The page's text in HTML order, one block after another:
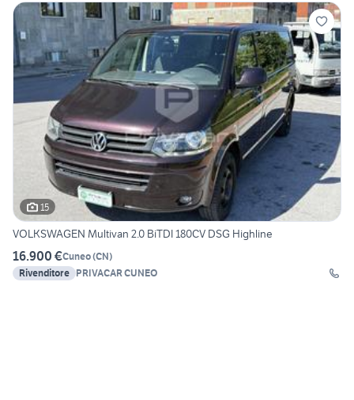
15
VOLKSWAGEN Multivan 2.0 BiTDI 180CV DSG Highline
16.900 €Cuneo(CN)
Rivenditore PRIVACAR CUNEO